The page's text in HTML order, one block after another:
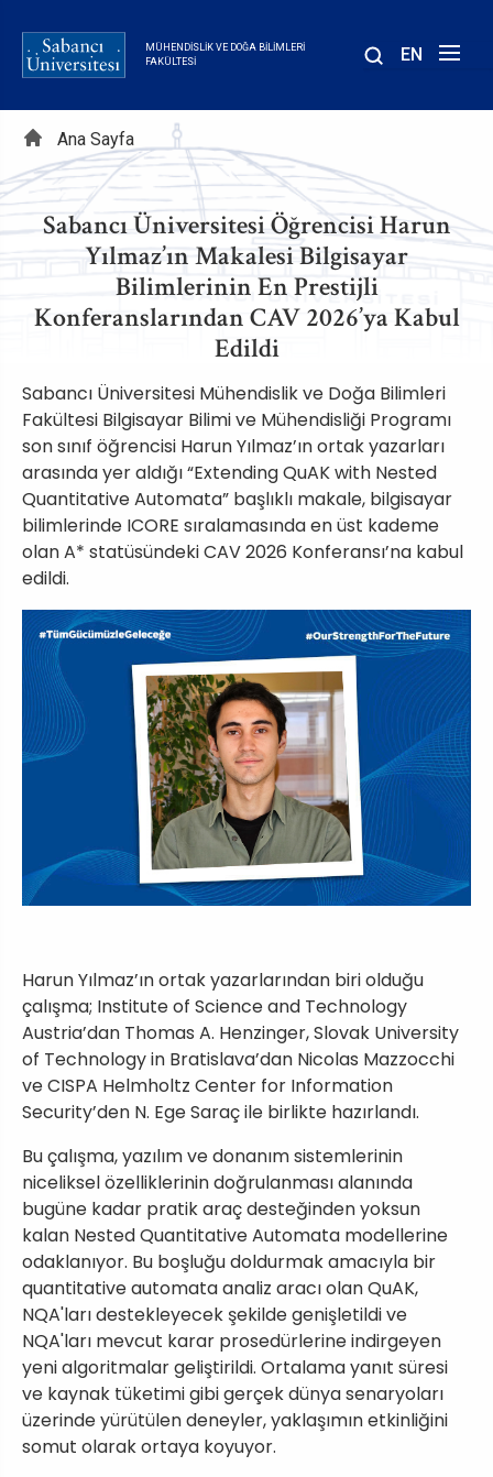
içeriğe
atla
MÜHENDISLIK VE DOĞA BILIMLERI
FAKÜLTESI
EN
Sayfa
yolu
Ana Sayfa
Sabancı Üniversitesi Öğrencisi Harun
Yılmaz’ın Makalesi Bilgisayar
Bilimlerinin En Prestijli
Konferanslarından CAV 2026’ya Kabul
Edildi
Sabancı Üniversitesi Mühendislik ve Doğa Bilimleri
Fakültesi Bilgisayar Bilimi ve Mühendisliği Programı
son sınıf öğrencisi Harun Yılmaz’ın ortak yazarları
arasında yer aldığı “Extending QuAK with Nested
Quantitative Automata” başlıklı makale, bilgisayar
bilimlerinde ICORE sıralamasında en üst kademe
olan A* statüsündeki CAV 2026 Konferansı’na kabul
edildi.
Harun Yılmaz’ın ortak yazarlarından biri olduğu
çalışma; Institute of Science and Technology
Austria’dan Thomas A. Henzinger, Slovak University
of Technology in Bratislava’dan Nicolas Mazzocchi
ve CISPA Helmholtz Center for Information
Security’den N. Ege Saraç ile birlikte hazırlandı.
Bu çalışma, yazılım ve donanım sistemlerinin
niceliksel özelliklerinin doğrulanması alanında
bugüne kadar pratik araç desteğinden yoksun
kalan Nested Quantitative Automata modellerine
odaklanıyor. Bu boşluğu doldurmak amacıyla bir
quantitative automata analiz aracı olan QuAK,
NQA'ları destekleyecek şekilde genişletildi ve
NQA'ları mevcut karar prosedürlerine indirgeyen
yeni algoritmalar geliştirildi. Ortalama yanıt süresi
ve kaynak tüketimi gibi gerçek dünya senaryoları
üzerinde yürütülen deneyler, yaklaşımın etkinliğini
somut olarak ortaya koyuyor.